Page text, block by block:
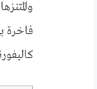
فاخرة